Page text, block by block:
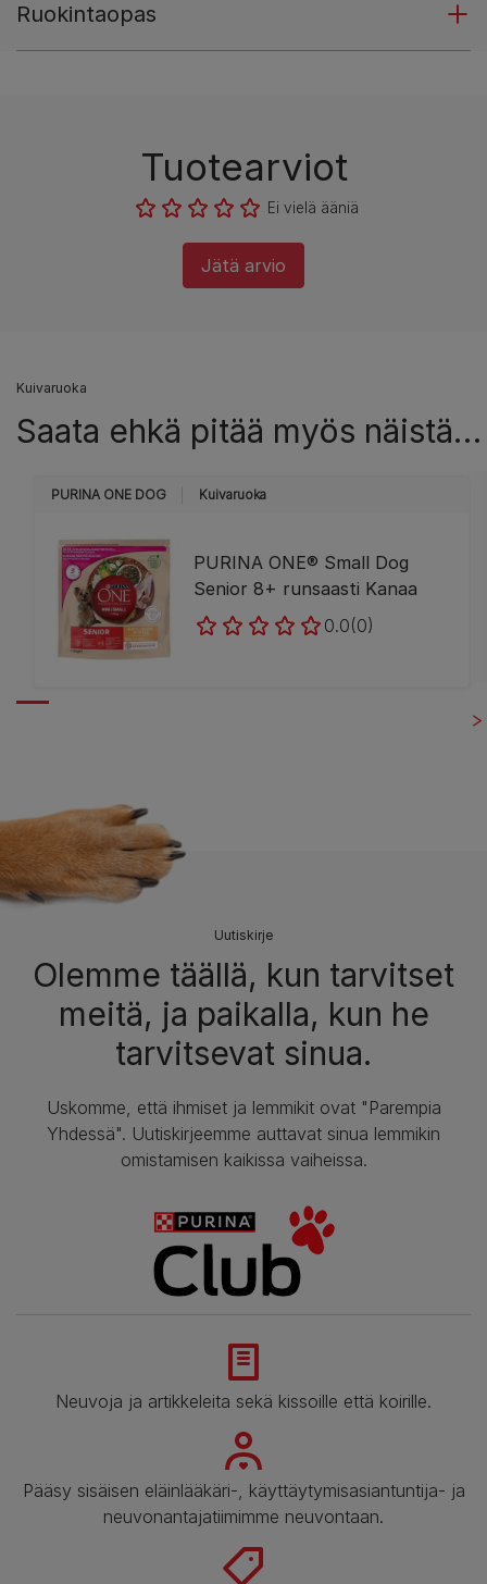
Ruokintaopas
Tuotearviot
Ei vielä ääniä
Jätä arvio
Kuivaruoka
Saata ehkä pitää myös näistä…
PURINA ONE DOG Kuivaruoka
PURINA ONE® Small Dog
Senior 8+ runsaasti Kanaa
0.0(0)
Uutiskirje
Olemme täällä, kun tarvitset
meitä, ja paikalla, kun he
tarvitsevat sinua.
Uskomme, että ihmiset ja lemmikit ovat "Parempia
Yhdessä". Uutiskirjeemme auttavat sinua lemmikin
omistamisen kaikissa vaiheissa.
Neuvoja ja artikkeleita sekä kissoille että koirille.
Pääsy sisäisen eläinlääkäri-, käyttäytymisasiantuntija- ja
neuvonantajatiimimme neuvontaan.